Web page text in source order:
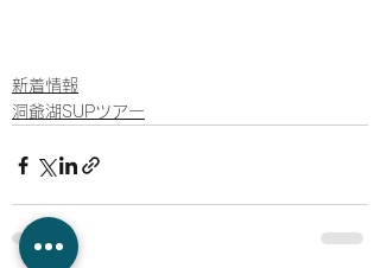
新着情報
洞爺湖SUPツアー